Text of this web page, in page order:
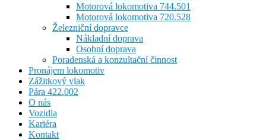
Motorová lokomotiva 744.501
Motorová lokomotiva 720.528
Železniční dopravce
Nákladní doprava
Osobní doprava
Poradenská a konzultační činnost
Pronájem lokomotiv
Zážitkový vlak
Pára 422.002
O nás
Vozidla
Kariéra
Kontakt